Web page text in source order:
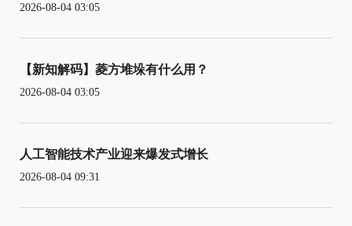
2026-08-04 03:05
【新知解码】菱方堆垛有什么用？
2026-08-04 03:05
人工智能技术产业迎来爆发式增长
2026-08-04 09:31